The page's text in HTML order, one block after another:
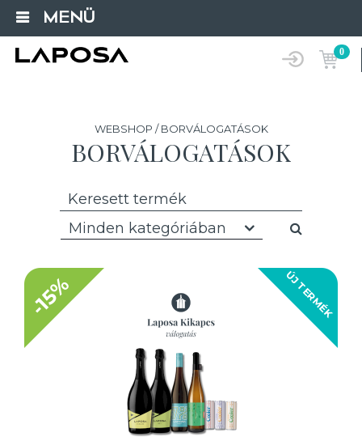
MENÜ
0
WEBSHOP / BORVÁLOGATÁSOK
BORVÁLOGATÁSOK
Minden kategóriában
ÚJ TERMÉK
-15%